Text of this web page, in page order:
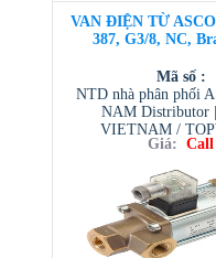
VAN ĐIỆN TỪ ASCO
387, G3/8, NC,
Mã số :
NTD nhà phân phối
NAM Distributor
VIETNAM /
VIETNAM /Giá: Call